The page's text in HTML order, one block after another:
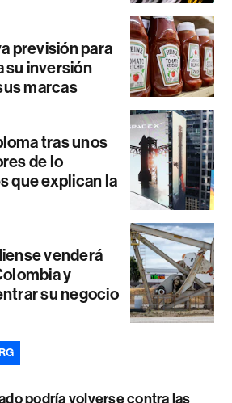
previsión para
su inversión
marcas
tras unos
de lo
que explican la
venderá
y
su negocio
podría volverse contra las